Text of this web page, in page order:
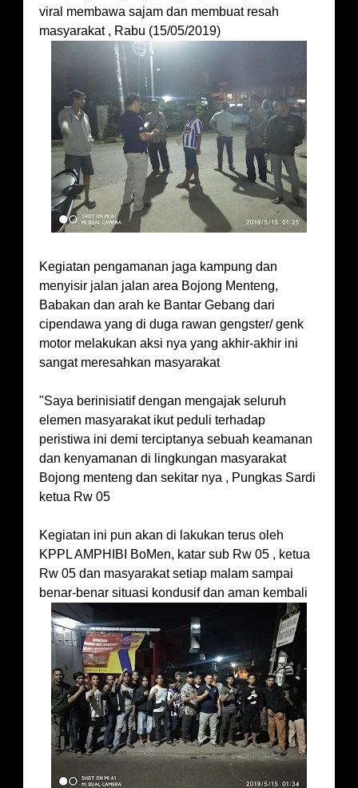
viral membawa sajam dan membuat resah
masyarakat , Rabu (15/05/2019)
Kegiatan pengamanan jaga kampung dan
menyisir jalan jalan area Bojong Menteng,
Babakan dan arah ke Bantar Gebang dari
cipendawa yang di duga rawan gengster/ genk
motor melakukan aksi nya yang akhir-akhir ini
sangat meresahkan masyarakat
"Saya berinisiatif dengan mengajak seluruh
elemen masyarakat ikut peduli terhadap
peristiwa ini demi terciptanya sebuah keamanan
dan kenyamanan di lingkungan masyarakat
Bojong menteng dan sekitar nya , Pungkas Sardi
ketua Rw 05
Kegiatan ini pun akan di lakukan terus oleh
KPPL AMPHIBI BoMen, katar sub Rw 05 , ketua
Rw 05 dan masyarakat setiap malam sampai
benar-benar situasi kondusif dan aman kembali